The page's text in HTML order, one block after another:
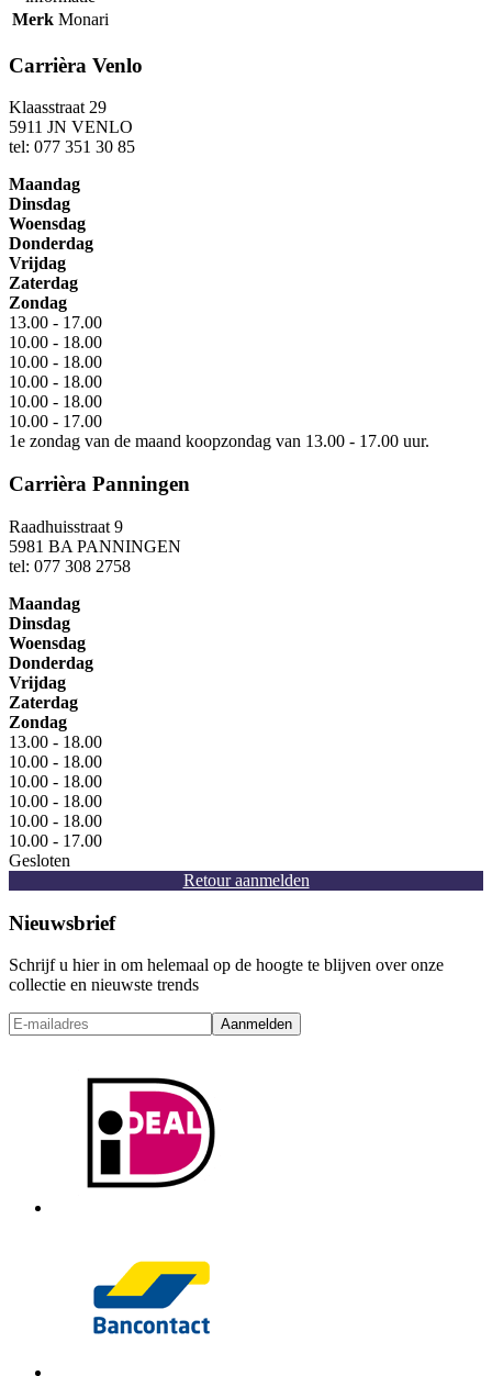
Merk Monari
Carrièra Venlo
Klaasstraat 29
5911 JN VENLO
tel: 077 351 30 85
Maandag
Dinsdag
Woensdag
Donderdag
Vrijdag
Zaterdag
Zondag
13.00 - 17.00
10.00 - 18.00
10.00 - 18.00
10.00 - 18.00
10.00 - 18.00
10.00 - 17.00
1e zondag van de maand koopzondag van 13.00 - 17.00 uur.
Carrièra Panningen
Raadhuisstraat 9
5981 BA PANNINGEN
tel: 077 308 2758
Maandag
Dinsdag
Woensdag
Donderdag
Vrijdag
Zaterdag
Zondag
13.00 - 18.00
10.00 - 18.00
10.00 - 18.00
10.00 - 18.00
10.00 - 18.00
10.00 - 17.00
Gesloten
Retour aanmelden
Nieuwsbrief
Schrijf u hier in om helemaal op de hoogte te blijven over onze
collectie en nieuwste trends
Aanmelden